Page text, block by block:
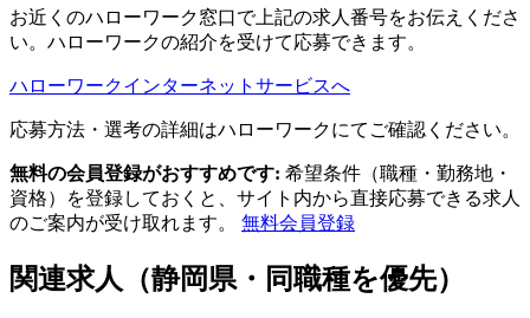
お近くのハローワーク窓口で上記の求人番号をお伝えくださ
い。ハローワークの紹介を受けて応募できます。
ハローワークインターネットサービスへ
応募方法・選考の詳細はハローワークにてご確認ください。
無料の会員登録がおすすめです: 希望条件（職種・勤務地・
資格）を登録しておくと、サイト内から直接応募できる求人
のご案内が受け取れます。 無料会員登録
関連求人（静岡県・同職種を優先）